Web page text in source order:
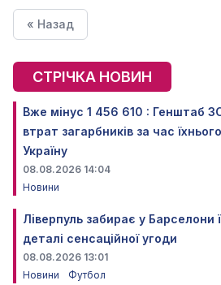
« Назад
СТРІЧКА НОВИН
Вже мінус 1 456 610 : Генштаб
втрат загарбників за час
Україну
08.08.2026 14:04
Новини
Ліверпуль забирає у Барселони
деталі сенсаційної угоди
08.08.2026 13:01
Новини
Футбол